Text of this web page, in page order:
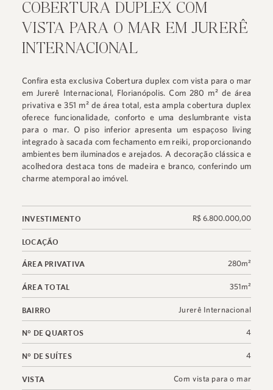
COBERTURA DUPLEX COM
VISTA PARA O MAR EM JURERÊ
INTERNACIONAL
Confira esta exclusiva Cobertura duplex com vista para o mar
em Jurerê Internacional, Florianópolis. Com 280 m² de área
privativa e 351 m² de área total, esta ampla cobertura duplex
oferece funcionalidade, conforto e uma deslumbrante vista
para o mar. O piso inferior apresenta um espaçoso living
integrado à sacada com fechamento em reiki, proporcionando
ambientes bem iluminados e arejados. A decoração clássica e
acolhedora destaca tons de madeira e branco, conferindo um
charme atemporal ao imóvel.
INVESTIMENTO R$ 6.800.000,00
LOCAÇÃO
ÁREA PRIVATIVA 280m²
ÁREA TOTAL 351m²
BAIRRO Jurerê Internacional
N° DE QUARTOS 4
N° DE SUÍTES 4
VISTA Com vista para o mar